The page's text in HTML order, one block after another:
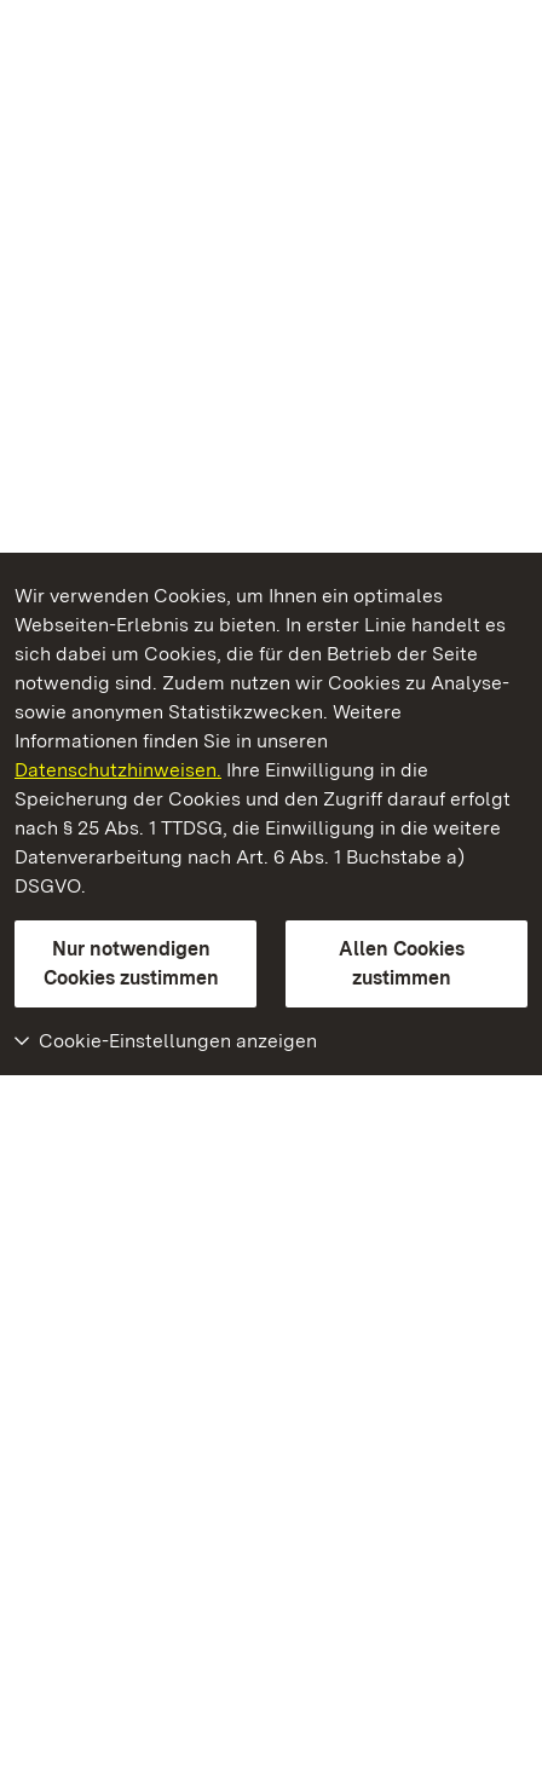
Wir verwenden Cookies, um Ihnen ein optimales
Webseiten-Erlebnis zu bieten. In erster Linie handelt es
sich dabei um Cookies, die für den Betrieb der Seite
notwendig sind. Zudem nutzen wir Cookies zu Analyse-
sowie anonymen Statistikzwecken. Weitere
Informationen finden Sie in unseren
Datenschutzhinweisen. Ihre Einwilligung in die
Speicherung der Cookies und den Zugriff darauf erfolgt
nach § 25 Abs. 1 TTDSG, die Einwilligung in die weitere
Datenverarbeitung nach Art. 6 Abs. 1 Buchstabe a)
DSGVO.
Nur notwendigen
Cookies zustimmen
Allen Cookies
zustimmen
Cookie-Einstellungen anzeigen
Kommen. Staunen. Genießen.
Residenzschloss Ludwigsburg
Staatliche Schlösser und Gärten Baden-Württemberg
Kontakt
GebärdenspracheLeichte Sprache
Erklärung zur Barrierefreiheit
BITV-konform (geprüfte Seiten)
Weiteres